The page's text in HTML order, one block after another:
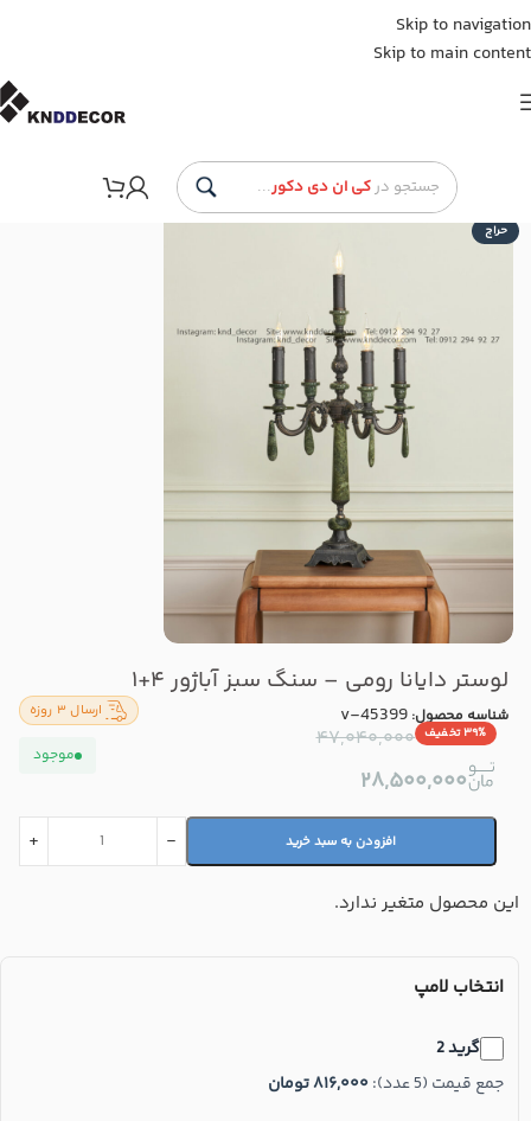
Skip to navigation
Skip to main content
جستجو در کی ان دی دکور...
حراج
لوستر دایانا رومی – سنگ سبز آباژور ۴+۱
شناسه محصول:v-45399 ارسال ۳ روزه
۳۹% تخفیف ۴۷,۰۴۰,۰۰۰
۲۸,۵۰۰,۰۰۰
موجود
افزودن به سبد خرید
این محصول متغیر ندارد.
انتخاب لامپ
گرید 2
جمع قیمت (5 عدد):
۸۱۶,۰۰۰تومان